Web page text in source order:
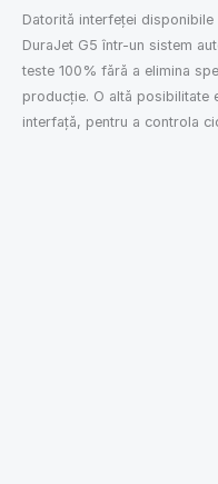
Datorită interfeței
DuraJet G5 într-un sistem
teste 100% fără a elimina
producție. O altă posibilitate
interfață, pentru a controla